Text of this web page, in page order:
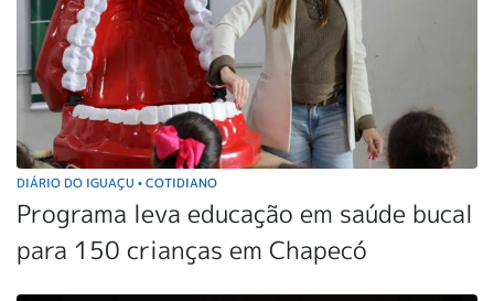
DIÁRIO DO IGUAÇU • COTIDIANO
Programa leva educação em saúde bucal
para 150 crianças em Chapecó